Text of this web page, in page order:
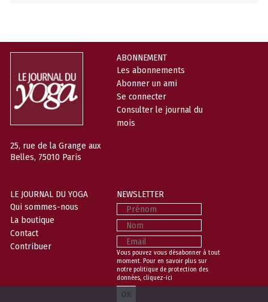
25, rue de la Grange aux
Belles, 75010 Paris
ABONNEMENT
Les abonnements
Abonner un ami
Se connecter
Consulter le journal du
mois
LE JOURNAL DU YOGA
Qui sommes-nous
La boutique
Contact
Contribuer
NEWSLETTER
Prénom
Nom
Email
Vous pouvez vous désabonner à tout
moment. Pour en savoir plus sur
notre politique de protection des
données, cliquez-ici